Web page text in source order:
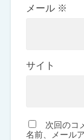
メール ※
サイト
次回のコ
名前、メール